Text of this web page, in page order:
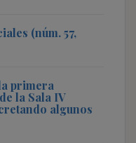
(núm. 57,
primera
la Sala IV
algunos